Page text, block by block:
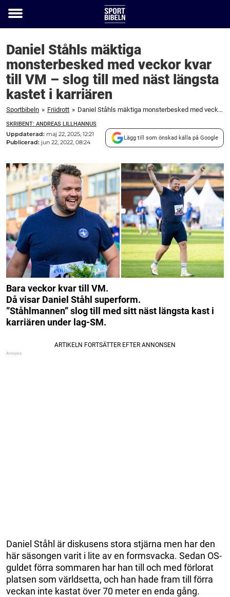
Toggle
Daniel Ståhls mäktiga
monsterbesked med veckor kvar
till VM – slog till med näst längsta
kastet i karriären
Sportbibeln » Friidrott » Daniel Ståhls mäktiga monsterbesked med veckor kvar till VM – slog till med näst längsta kastet i karriären
SKRIBENT: ANDREAS LILLHANNUS
Uppdaterad: maj 22, 2025, 12:21
Publicerad: jun 22, 2022, 08:24
Lägg till som önskad källa på Google
Bara veckor kvar till VM.
Då visar Daniel Ståhl superform.
”Ståhlmannen” slog till med sitt näst längsta kast i
karriären under lag-SM.
Daniel Ståhl är diskusens stora stjärna men har den
här säsongen varit i lite av en formsvacka. Sedan OS-
guldet förra sommaren har han till och med förlorat
platsen som världsetta, och han hade fram till förra
veckan inte kastat över 70 meter en enda gång.